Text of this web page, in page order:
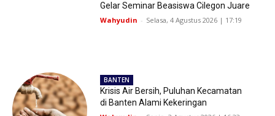
Gelar Seminar Beasiswa Cilegon Juare
Wahyudin - Selasa, 4 Agustus 2026 | 17:19
BANTEN
Krisis Air Bersih, Puluhan Kecamatan
di Banten Alami Kekeringan